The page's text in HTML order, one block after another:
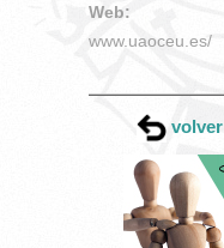
Web:
www.uaoceu.es/
volver